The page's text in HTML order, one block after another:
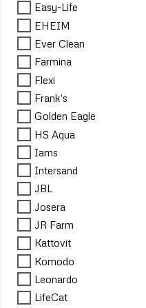
Easy-Life
EHEIM
Ever Clean
Farmina
Flexi
Frank's
Golden Eagle
HS Aqua
Iams
Intersand
JBL
Josera
JR Farm
Kattovit
Komodo
Leonardo
LifeCat